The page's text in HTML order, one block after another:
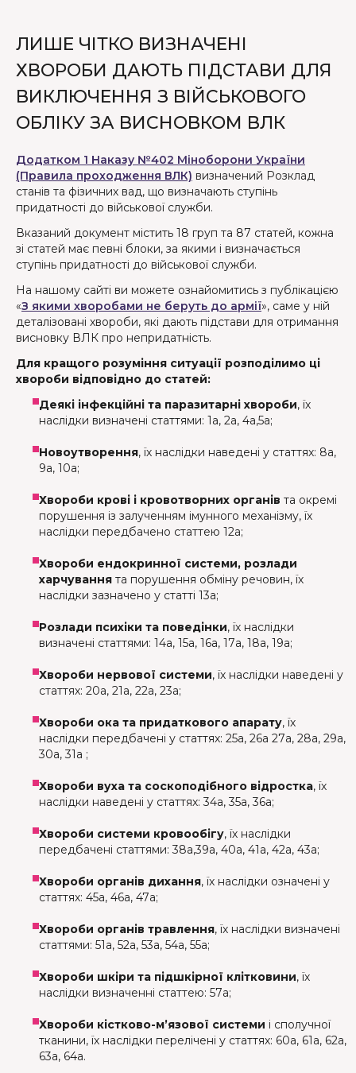
ЛИШЕ ЧІТКО ВИЗНАЧЕНІ
ХВОРОБИ ДАЮТЬ ПІДСТАВИ ДЛЯ
ВИКЛЮЧЕННЯ З ВІЙСЬКОВОГО
ОБЛІКУ ЗА ВИСНОВКОМ ВЛК
Додатком 1 Наказу №402 Міноборони України
(Правила проходження ВЛК) визначений Розклад
станів та фізичних вад, що визначають ступінь
придатності до військової служби.
Вказаний документ містить 18 груп та 87 статей, кожна
зі статей має певні блоки, за якими і визначається
ступінь придатності до військової служби.
На нашому сайті ви можете ознайомитись з публікацією
«З якими хворобами не беруть до армії», саме у ній
деталізовані хвороби, які дають підстави для отримання
висновку ВЛК про непридатність.
Для кращого розуміння ситуації розподілимо ці
хвороби відповідно до статей:
Деякі інфекційні та паразитарні хвороби, їх
наслідки визначені статтями: 1а, 2а, 4а,5а;
Новоутворення, їх наслідки наведені у статтях: 8а,
9а, 10а;
Хвороби крові і кровотворних органів та окремі
порушення із залученням імунного механізму, їх
наслідки передбачено статтею 12а;
Хвороби ендокринної системи, розлади
харчування та порушення обміну речовин, їх
наслідки зазначено у статті 13а;
Розлади психіки та поведінки, їх наслідки
визначені статтями: 14а, 15а, 16а, 17а, 18а, 19а;
Хвороби нервової системи, їх наслідки наведені у
статтях: 20а, 21а, 22а, 23а;
Хвороби ока та придаткового апарату, їх
наслідки передбачені у статтях: 25а, 26а 27а, 28а, 29а,
30а, 31а ;
Хвороби вуха та соскоподібного відростка, їх
наслідки наведені у статтях: 34а, 35а, 36а;
Хвороби системи кровообігу, їх наслідки
передбачені статтями: 38а,39а, 40а, 41а, 42а, 43а;
Хвороби органів дихання, їх наслідки означені у
статтях: 45а, 46а, 47а;
Хвороби органів травлення, їх наслідки визначені
статтями: 51а, 52а, 53а, 54а, 55а;
Хвороби шкіри та підшкірної клітковини, їх
наслідки визначенні статтею: 57а;
Хвороби кістково-м’язової системи і сполучної
тканини, їх наслідки перелічені у статтях: 60а, 61а, 62а,
63а, 64а.